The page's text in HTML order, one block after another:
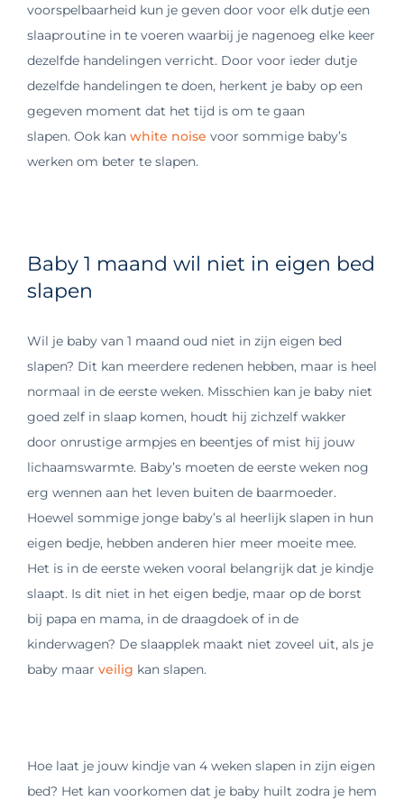
voorspelbaarheid kun je geven door voor elk dutje een
slaaproutine in te voeren waarbij je nagenoeg elke keer
dezelfde handelingen verricht. Door voor ieder dutje
dezelfde handelingen te doen, herkent je baby op een
gegeven moment dat het tijd is om te gaan
slapen. Ook kan white noise voor sommige baby’s
werken om beter te slapen.
Baby 1 maand wil niet in eigen bed
slapen
Wil je baby van 1 maand oud niet in zijn eigen bed
slapen? Dit kan meerdere redenen hebben, maar is heel
normaal in de eerste weken. Misschien kan je baby niet
goed zelf in slaap komen, houdt hij zichzelf wakker
door onrustige armpjes en beentjes of mist hij jouw
lichaamswarmte. Baby’s moeten de eerste weken nog
erg wennen aan het leven buiten de baarmoeder.
Hoewel sommige jonge baby’s al heerlijk slapen in hun
eigen bedje, hebben anderen hier meer moeite mee.
Het is in de eerste weken vooral belangrijk dat je kindje
slaapt. Is dit niet in het eigen bedje, maar op de borst
bij papa en mama, in de draagdoek of in de
kinderwagen? De slaapplek maakt niet zoveel uit, als je
baby maar veilig kan slapen.
Hoe laat je jouw kindje van 4 weken slapen in zijn eigen
bed? Het kan voorkomen dat je baby huilt zodra je hem